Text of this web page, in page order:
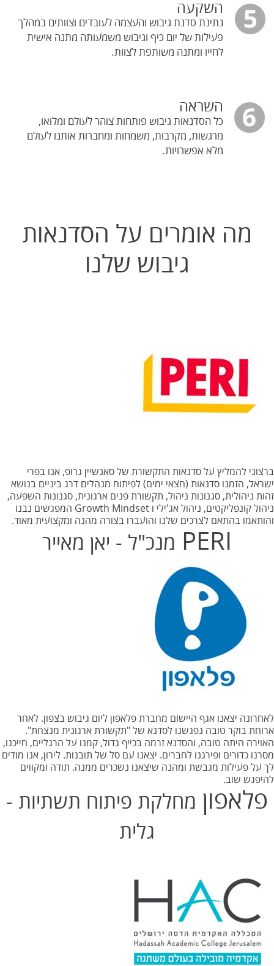
השקעה
נתינת סדנת גיבוש והעצמה לעובדים וצוותים במהלך
פעילות של יום כיף וגיבוש משמעותה מתנה אישית
לחייו ומתנה משותפת לצוות.
השראה
כל הסדנאות גיבוש פותחות צוהר לעולם ומלואו,
מרגשות, מקרבות, משמחות ומחברות אותנו לעולם
מלא אפשרויות.
מה אומרים על הסדנאות
גיבוש שלנו
ברצוני להמליץ על סדנאות התקשורת של סאנשיין גרופ, אנו בפרי
ישראל, הזמנו סדנאות (חצאי ימים) לפיתוח מנהלים דרג ביניים בנושא
זהות ניהולית, סגנונות ניהול, תקשורת פנים ארגונית, סגנונות השפעה,
ניהול קונפליקטים, ניהול אג'ילי ו Growth Mindset המפגשים נבנו
והותאמו בהתאם לצרכים שלנו והועברו בצורה מהנה ומקצועית מאוד.
PERI מנכ"ל - יאן מאייר
לאחרונה יצאנו אגף היישום מחברת פלאפון ליום גיבוש בצפון. לאחר
ארוחת בוקר טובה נפגשנו לסדנא של "תקשורת ארגונית מנצחת".
האוירה היתה טובה, והסדנא זרמה בכייף גדול, קמנו על הרגליים, חייכנו,
מסרנו כדורים ופירגנו לחברים. יצאנו עם סל של תובנות. לירון, אנו מודים
לך על פעילות מגבשת ומהנה שיצאנו נשכרים ממנה. תודה ומקווים
להיפגש שוב.
פלאפון מחלקת פיתוח תשתיות -
גלית